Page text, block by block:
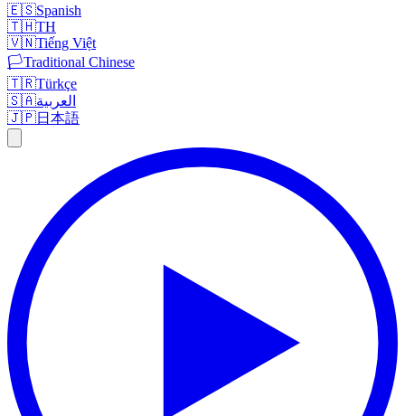
🇪🇸Spanish
🇹🇭TH
🇻🇳Tiếng Việt
🏳️Traditional Chinese
🇹🇷Türkçe
🇸🇦العربية
🇯🇵日本語